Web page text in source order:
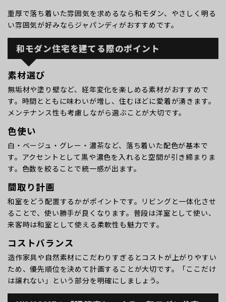
重厚で落ち着いた雰囲気を求めるなら和モダン、やさしく明る
い雰囲気が好みならジャパンディがおすすめです。
和モダン住宅を建てる際のポイント
素材選び
無垢材や塗り壁など、経年変化を楽しめる素材がおすすめで
す。時間とともに味わいが増し、住むほどに愛着が湧きます。
メンテナンス性も考慮しながら選ぶことが大切です。
色使い
白・ベージュ・グレー・濃茶など、落ち着いた配色が基本で
す。アクセントとして黒や濃色を入れると空間が引き締まりま
す。色数を絞ることで統一感が出ます。
間取り計画
和室をどう配置するかがポイントです。リビングと一体化させ
ることで、使い勝手が良くなります。普段は洋室として使い、
来客時は和室として使える柔軟性も魅力です。
コストバランス
造作家具や自然素材にこだわりすぎるとコストが上がりやすい
ため、優先順位を決めて計画することが大切です。「ここだけ
は譲れない」という部分を明確にしましょう。